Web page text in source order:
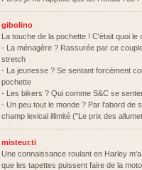
gibolino
La touche de la pochette ! C'était quoi
- La ménagère ? Rassurée par ce
stretch
- La jeunesse ? Se sentant forcément
pochette
- Les bikers ? Qui comme S&C se
- Un peu tout le monde ? Par l'abord de
champ lexical illimité ("Le prix des
misteur.ti
Une connaissance roulant en Harley
que les tapettes puissent faire de la